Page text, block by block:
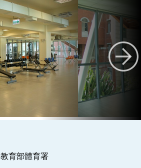
教育部體育署